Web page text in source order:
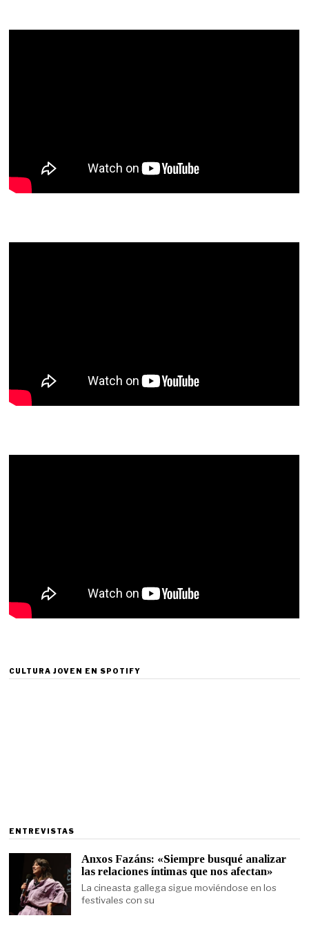
CULTURA JOVEN EN SPOTIFY
ENTREVISTAS
Anxos Fazáns: «Siempre busqué analizar
las relaciones íntimas que nos afectan»
La cineasta gallega sigue moviéndose en los
festivales con su